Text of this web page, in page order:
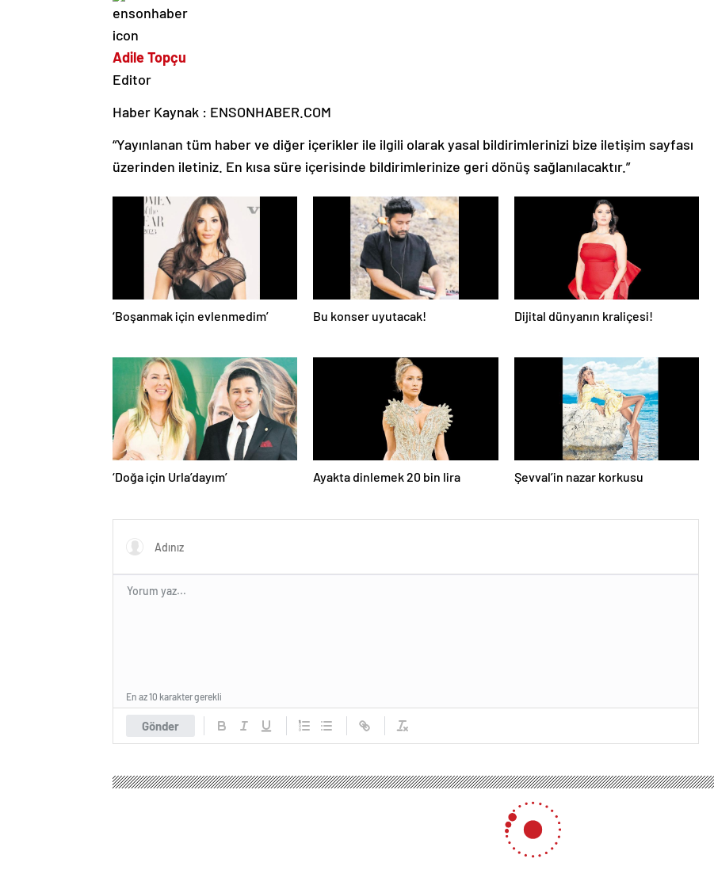
Adile Topçu
Editor
Haber Kaynak : ENSONHABER.COM
“Yayınlanan tüm haber ve diğer içerikler ile ilgili olarak yasal bildirimlerinizi bize iletişim sayfası
üzerinden iletiniz. En kısa süre içerisinde bildirimlerinize geri dönüş sağlanılacaktır.”
‘Boşanmak için evlenmedim’ Bu konser uyutacak! Dijital dünyanın kraliçesi!
‘Doğa için Urla’dayım’ Ayakta dinlemek 20 bin lira Şevval’in nazar korkusu
Gönder
En az 10 karakter gerekli